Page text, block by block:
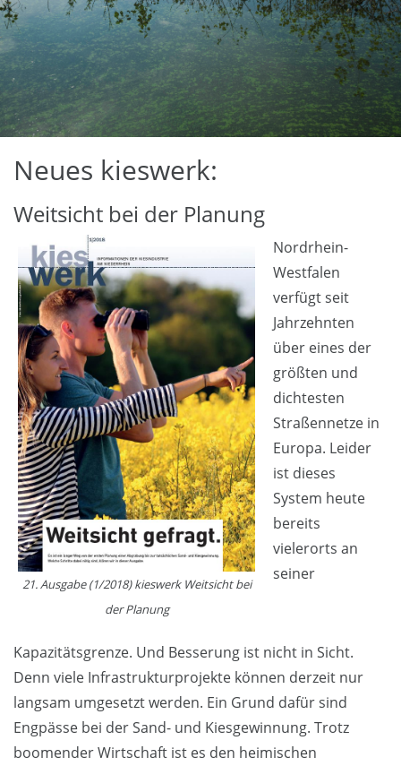
Neues kieswerk:
Weitsicht bei der Planung
21. Ausgabe (1/2018) kieswerk Weitsicht bei
der Planung
Nordrhein-
Westfalen
verfügt seit
Jahrzehnten
über eines der
größten und
dichtesten
Straßennetze in
Europa. Leider
ist dieses
System heute
bereits
vielerorts an
seiner
Kapazitätsgrenze. Und Besserung ist nicht in Sicht.
Denn viele Infrastrukturprojekte können derzeit nur
langsam umgesetzt werden. Ein Grund dafür sind
Engpässe bei der Sand- und Kiesgewinnung. Trotz
boomender Wirtschaft ist es den heimischen